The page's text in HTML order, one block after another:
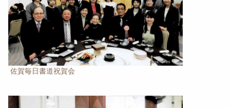
佐賀毎日書道祝賀会